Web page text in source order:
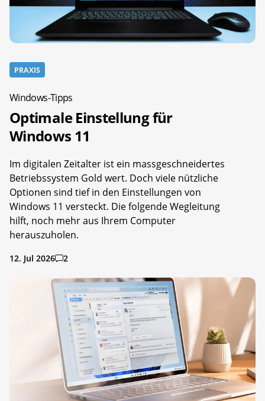
PRAXIS
Windows-Tipps
Optimale Einstellung für
Windows 11
Im digitalen Zeitalter ist ein massgeschneidertes
Betriebssystem Gold wert. Doch viele nützliche
Optionen sind tief in den Einstellungen von
Windows 11 versteckt. Die folgende Wegleitung
hilft, noch mehr aus Ihrem Computer
herauszuholen.
12. Jul 2026 2